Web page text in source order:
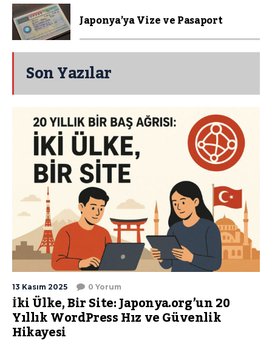
Japonya’ya Vize ve Pasaport
Son Yazılar
13 Kasım 2025 0 Yorum
İki Ülke, Bir Site: Japonya.org’un 20
Yıllık WordPress Hız ve Güvenlik
Hikayesi